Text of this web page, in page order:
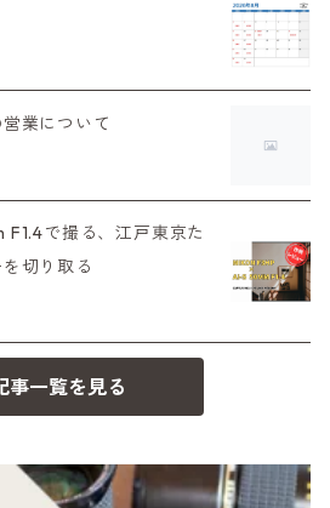
ブラッド）
ンダー）
ス）
業について
で撮る、江戸東京た
切り取る
事一覧を見る